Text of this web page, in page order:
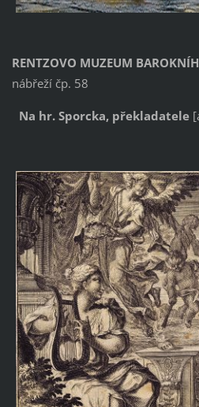
RENTZOVO MUZEUM
nábřeží čp. 58
Na hr. Sporcka, překladatele